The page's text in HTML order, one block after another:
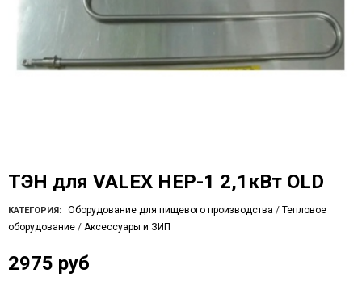
ТЭН для VALEX HEP-1 2,1кВт OLD
КАТЕГОРИЯ: Оборудование для пищевого производства / Тепловое
оборудование / Аксессуары и ЗИП
2975 руб